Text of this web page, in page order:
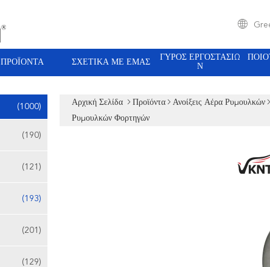
ΠΡΟΪΌΝΤΑ ΣΧΕΤΙΚΆ ΜΕ ΕΜΆΣ
ΓΎΡΟΣ ΕΡΓΟΣΤΑΣΊΩ
Ν
(1000)
(190)
(121)
(193)
(201)
(129)
Αρχική Σελίδα Προϊόντα Ανοίξεις Αέρα Ρυμουλκών
Ρυμουλκών Φορτηγών